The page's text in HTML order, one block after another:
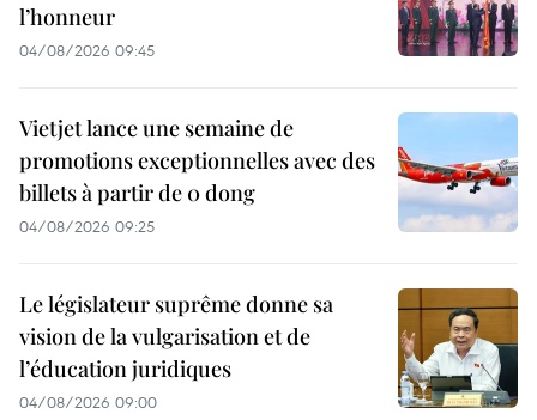
l’honneur
04/08/2026 09:45
Vietjet lance une semaine de
promotions exceptionnelles avec des
billets à partir de 0 dong
04/08/2026 09:25
Le législateur suprême donne sa
vision de la vulgarisation et de
l’éducation juridiques
04/08/2026 09:00